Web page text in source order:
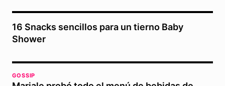
16 Snacks sencillos para un tierno Baby
Shower
GOSSIP